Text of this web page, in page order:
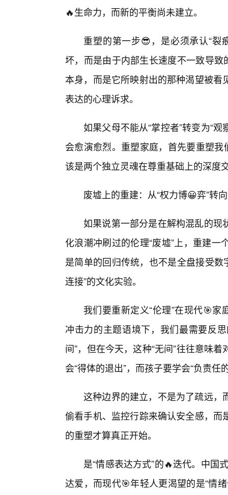
🔥生命力，而新的平衡尚未建立。
重塑的第一步😎，是必须承认“裂
坏，而是由于内部生长速度不一致导
本身，而是它所映射出的那种渴望被
表达的心理诉求。
如果父母不能从“掌控者”转变为“
会愈演愈烈。重塑家庭，首先要重塑
该是两个独立灵魂在尊重基础上的深度
废墟上的重建：从“权力博😀弈”转
如果说第一部分是在解构混乱的现
化浪潮冲刷过的伦理“废墟”上，重建
是简单的回归传统，也不是全盘接受数
连接”的文化实验。
我们要重新定义“伦理”在现代🎯
冲击力的主题语境下，我们最需要反
间”，但在今天，这种“无间”往往意味
会“得体的退出”，而孩子要学会“负责任
这种边界的建立，不是为了疏远，
偷看手机、监控行踪来确认安全感，
的重塑才算真正开始。
是“情感表达方式”的🔥迭代。中国
达爱，而现代🎯年轻人更渴望的是“情